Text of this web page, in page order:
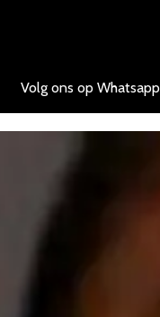
Volg ons op Whatsapp